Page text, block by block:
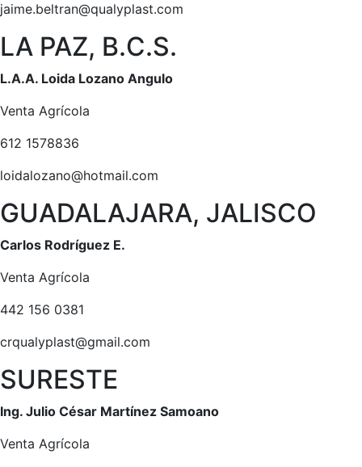
jaime.beltran@qualyplast.com
LA PAZ, B.C.S.
L.A.A. Loida Lozano Angulo
Venta Agrícola
612 1578836
loidalozano@hotmail.com
GUADALAJARA, JALISCO
Carlos Rodríguez E.
Venta Agrícola
442 156 0381
crqualyplast@gmail.com
SURESTE
Ing. Julio César Martínez Samoano
Venta Agrícola